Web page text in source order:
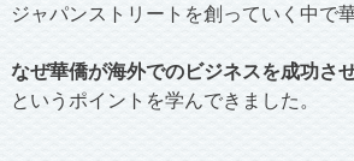
ジャパンストリートを創っていく中で
なぜ華僑が海外でのビジネスを成功さ
というポイントを学んできました。